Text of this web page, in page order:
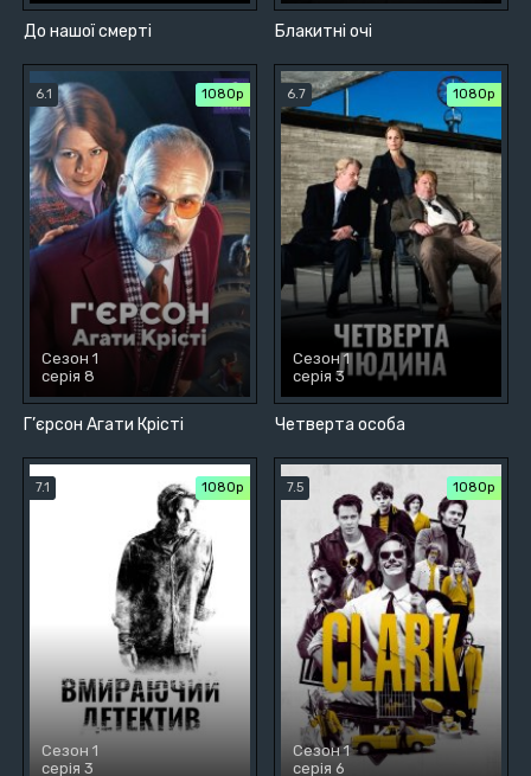
До нашої смерті Блакитні очі
Г’єрсон Агати Крісті
6.1 1080p
Сезон 1
серія 8
Четверта особа
6.7 1080p
Сезон 1
серія 3
7.1 1080p
Сезон 1
серія 3
7.5 1080p
Сезон 1
серія 6